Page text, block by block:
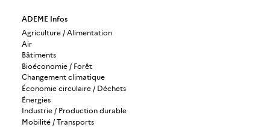
ADEME Infos
Agriculture / Alimentation
Air
Bâtiments
Bioéconomie / Forêt
Changement climatique
Économie circulaire / Déchets
Énergies
Industrie / Production durable
Mobilité / Transports